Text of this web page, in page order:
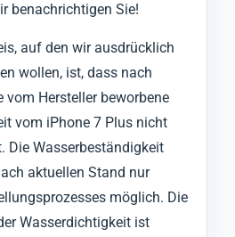
benachrichtigen Sie!
auf den wir ausdrücklich
wollen, ist, dass nach
vom Hersteller beworbene
vom iPhone 7 Plus nicht
Die Wasserbeständigkeit
aktuellen Stand nur
möglich. Die
Wasserdichtigkeit ist